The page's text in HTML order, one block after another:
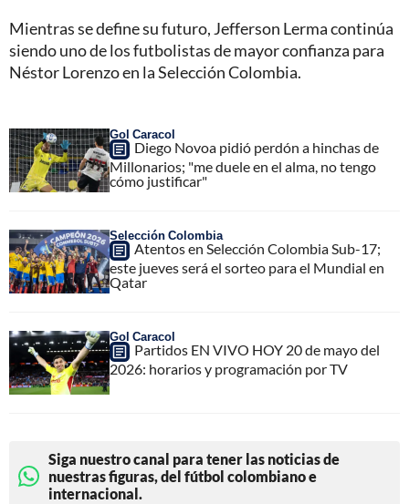
Mientras se define su futuro, Jefferson Lerma continúa
siendo uno de los futbolistas de mayor confianza para
Néstor Lorenzo en la Selección Colombia.
Gol Caracol
Diego Novoa pidió perdón a hinchas de
Millonarios; "me duele en el alma, no tengo
cómo justificar"
Selección Colombia
Atentos en Selección Colombia Sub-17;
este jueves será el sorteo para el Mundial en
Qatar
Gol Caracol
Partidos EN VIVO HOY 20 de mayo del
2026: horarios y programación por TV
Siga nuestro canal para tener las noticias de
nuestras figuras, del fútbol colombiano e
internacional.